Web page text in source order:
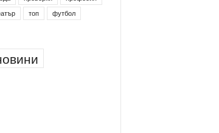
топ футбол